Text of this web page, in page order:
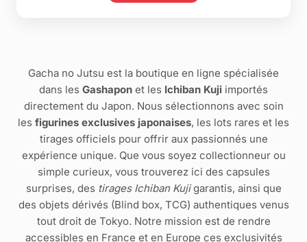
Gacha no Jutsu est la boutique en ligne spécialisée
dans les Gashapon et les Ichiban Kuji importés
directement du Japon. Nous sélectionnons avec soin
les figurines exclusives japonaises, les lots rares et les
tirages officiels pour offrir aux passionnés une
expérience unique. Que vous soyez collectionneur ou
simple curieux, vous trouverez ici des capsules
surprises, des tirages Ichiban Kujigarantis, ainsi que
des objets dérivés (Blind box, TCG) authentiques venus
tout droit de Tokyo. Notre mission est de rendre
accessibles en France et en Europe ces exclusivités